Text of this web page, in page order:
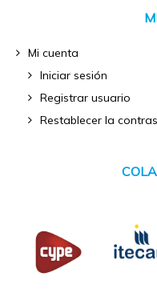
Mi cuenta
Iniciar sesión
Registrar usuario
Restablecer la